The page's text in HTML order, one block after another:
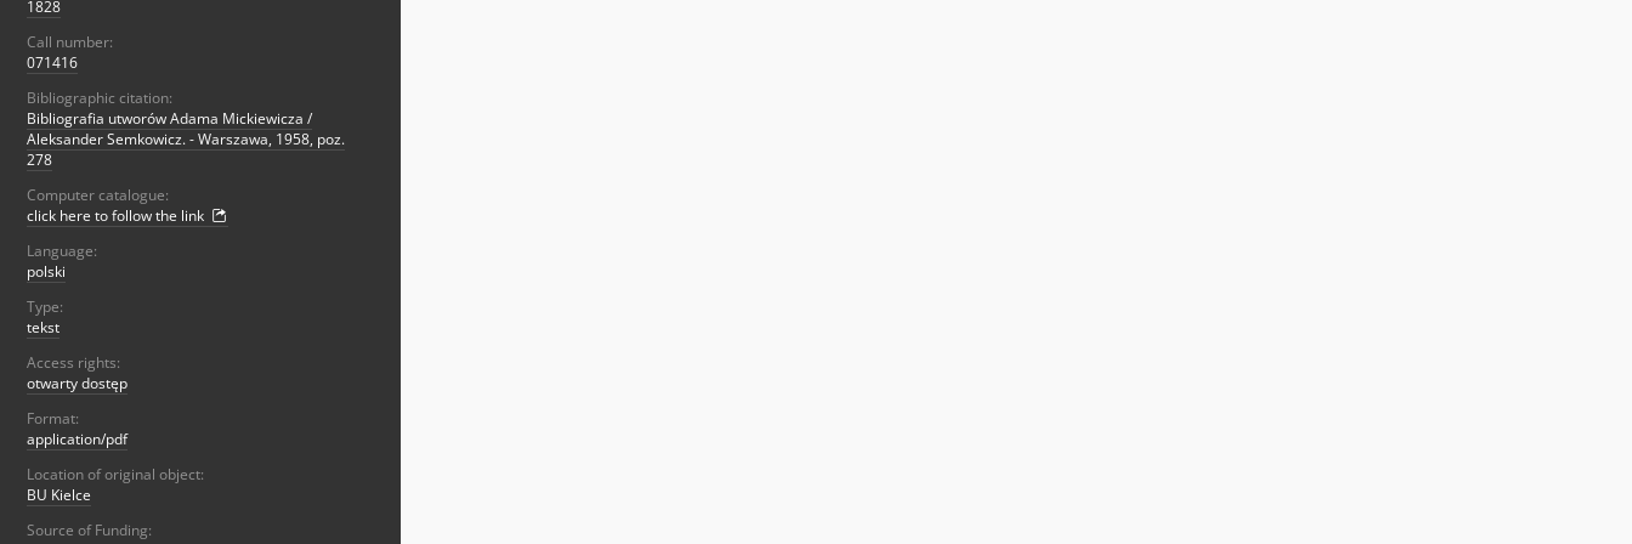
1828
Call number:
071416
Bibliographic citation:
Bibliografia utworów Adama Mickiewicza /
Aleksander Semkowicz. - Warszawa, 1958, poz.
278
Computer catalogue:
click here to follow the link
Language:
polski
Type:
tekst
Access rights:
otwarty dostęp
Format:
application/pdf
Location of original object:
BU Kielce
Source of Funding: